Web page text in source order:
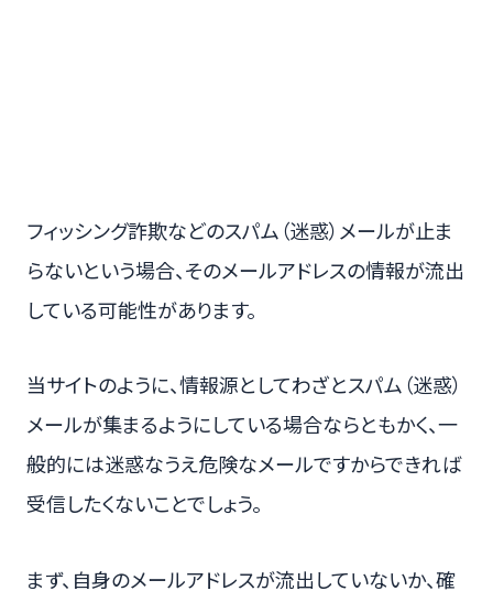
フィッシング詐欺などのスパム（迷惑）メールが止ま
らないという場合、そのメールアドレスの情報が流出
している可能性があります。
当サイトのように、情報源としてわざとスパム（迷惑）
メールが集まるようにしている場合ならともかく、一
般的には迷惑なうえ危険なメールですからできれば
受信したくないことでしょう。
まず、自身のメールアドレスが流出していないか、確